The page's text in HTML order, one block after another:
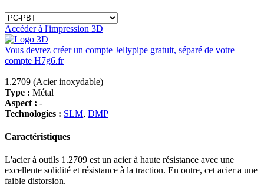
Accéder à l'impression 3D
Vous devrez créer un compte Jellypipe gratuit, séparé de votre
compte H7g6.fr
1.2709 (Acier inoxydable)
Type : Métal
Aspect : -
Technologies : SLM, DMP
Caractéristiques
L'acier à outils 1.2709 est un acier à haute résistance avec une
excellente solidité et résistance à la traction. En outre, cet acier a une
faible distorsion.